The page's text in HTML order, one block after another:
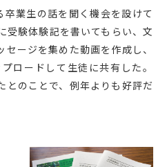
業生の話を聞く機会を設けて
受験体験記を書いてもらい、文
ージを集めた動画を作成し、
ロードして生徒に共有した。
とのことで、例年よりも好評だ